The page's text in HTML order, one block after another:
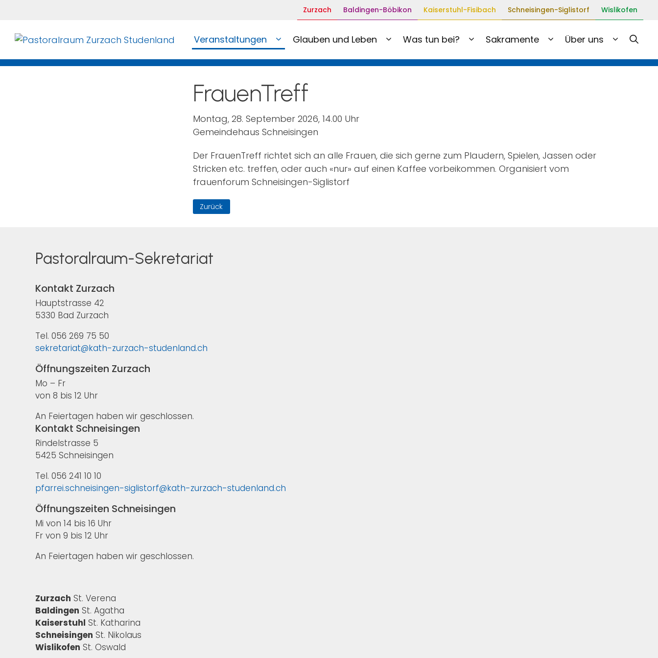
Zurzach Baldingen-Böbikon Kaiserstuhl-Fisibach Schneisingen-Siglistorf Wislikofen
Veranstaltungen Glauben und Leben Was tun bei? Sakramente Über uns
FrauenTreff
Montag, 28. September 2026, 14.00 Uhr
Gemeindehaus Schneisingen
Der FrauenTreff richtet sich an alle Frauen, die sich gerne zum Plaudern, Spielen, Jassen oder
Stricken etc. treffen, oder auch «nur» auf einen Kaffee vorbeikommen. Organisiert vom
frauenforum Schneisingen-Siglistorf
Zurück
Pastoralraum-Sekretariat
Kontakt Zurzach
Hauptstrasse 42
5330 Bad Zurzach
Tel. 056 269 75 50
sekretariat@kath-zurzach-studenland.ch
Öffnungszeiten Zurzach
Mo – Fr
von 8 bis 12 Uhr
An Feiertagen haben wir geschlossen.
Kontakt Schneisingen
Rindelstrasse 5
5425 Schneisingen
Tel. 056 241 10 10
pfarrei.schneisingen-siglistorf@kath-zurzach-studenland.ch
Öffnungszeiten Schneisingen
Mi von 14 bis 16 Uhr
Fr von 9 bis 12 Uhr
An Feiertagen haben wir geschlossen.
Zurzach St. Verena
Baldingen St. Agatha
Kaiserstuhl St. Katharina
Schneisingen St. Nikolaus
Wislikofen St. Oswald